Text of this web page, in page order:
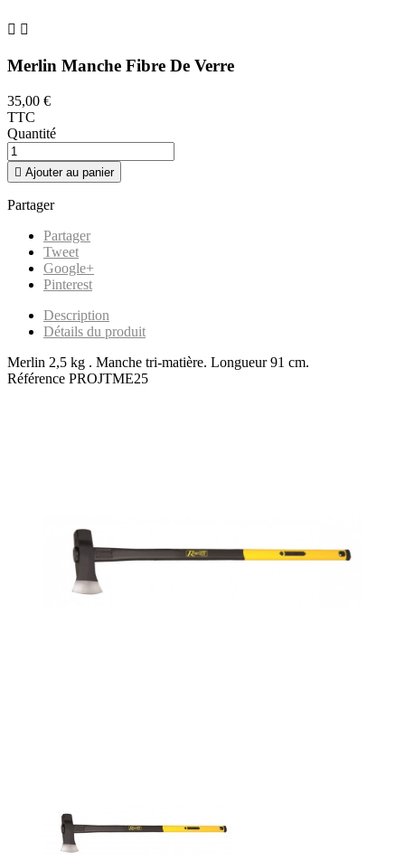
 
Merlin Manche Fibre De Verre
35,00 €
TTC
Quantité
 Ajouter au panier
Partager
Partager
Tweet
Google+
Pinterest
Description
Détails du produit
Merlin 2,5 kg . Manche tri-matière. Longueur 91 cm.
Référence PROJTME25